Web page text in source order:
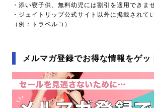
・添い寝子供、無料幼児には割引を適用できま
・ジェイトリップ公式サイト以外に掲載されて
（例：トラベルコ）
メルマガ登録でお得な情報をゲッ